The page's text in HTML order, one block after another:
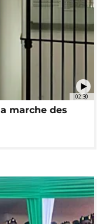
02:30
marche des